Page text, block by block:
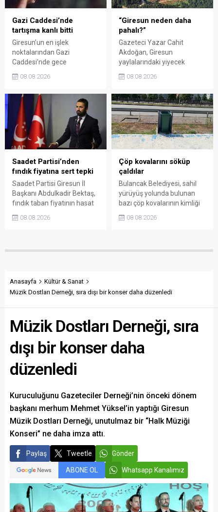
Gazi Caddesi’nde
tartışma kanlı bitti
Giresun’un en işlek
noktalarından Gazi
Caddesi’nde gece
kavgada A.E. ayağından
bölgede kısa süreli panik
yaşanırken polis geniş çaplı
soruşturma başlattı.
08.08.2026
“Giresun neden daha
pahalı?”
Gazeteci Yazar Cahit
Akdoğan, Giresun
yaylalarındaki yiyecek
belirgin biçimde yüksek
Valiliği, Tarım ve Orman İl
Müdürlüğü ile ilgili kurumları
denetime çağırdı. Akdoğan,
yüzde 50’ye ulaşan fiyat
farklarının araştırılması
gerektiğini söyledi.
08.08.2026
Saadet Partisi’nden
fındık fiyatına sert tepki
Saadet Partisi Giresun İl
Başkanı Abdulkadir Bektaş,
fındık taban fiyatının hasat
açıklanmamasına tepki
belirterek üreticiyi memnun
savundu.
08.08.2026
Çöp kovalarını söküp
çaldılar
Bulancak Belediyesi, sahil
yürüyüş yolunda bulunan
bazı çöp kovalarının kimliği
sökülerek çalındığını açıkladı.
vatandaşlardan ihbar
08.08.2026
Anasayfa
Kültür & Sanat
Müzik Dostları Derneği, sıra dışı bir konser daha düzenledi
Müzik Dostları Derneği, sıra
dışı bir konser daha
düzenledi
Kuruculuğunu Gazeteciler Derneği’nin önceki dönem
başkanı merhum Mehmet Yüksel’in yaptığı Giresun
Müzik Dostları Derneği, unutulmaz bir “Halk Müziği
Konseri” ne daha imza attı.
Paylaş Tweetle Gönder
ABONE OL Whatsapp Kanalımız